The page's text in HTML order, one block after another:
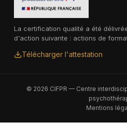
La certification qualité a été
d'action suivante : actions de
Télécharger l'attestation
© 2026 CIFPR — Centre
Mentions